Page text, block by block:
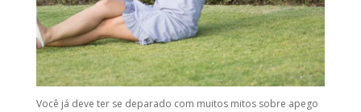
Você já deve ter se deparado com muitos mitos sobre apego